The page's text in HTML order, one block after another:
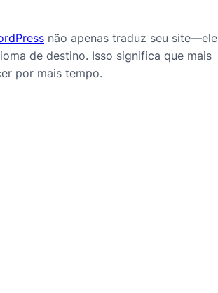
não apenas traduz seu site—ele
de destino. Isso significa que mais
por mais tempo.